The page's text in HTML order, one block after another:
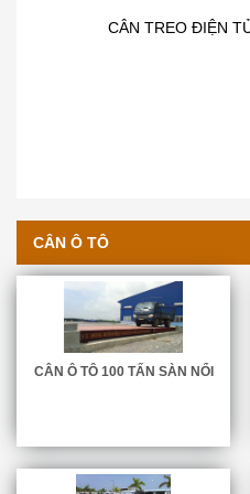
CÂN TREO ĐIỆN
CÂN TREO
CÂN Ô TÔ
CÂN Ô TÔ 100 TẤN SÀN NỔI